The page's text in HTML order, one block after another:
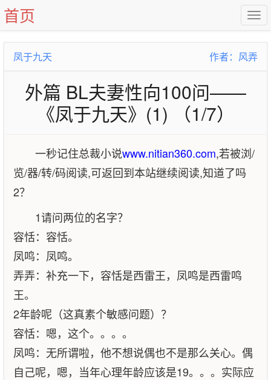
首页
凤于九天 作者：风弄
外篇 BL夫妻性向100问——
《凤于九天》(1) （1/7）
一秒记住总裁小说www.nitian360.com,若被浏/
览/器/转/码阅读,可返回到本站继续阅读,知道了吗
2？
1请问两位的名字？
容恬：容恬。
凤鸣：凤鸣。
弄弄：补充一下，容恬是西雷王，凤鸣是西雷鸣
王。
2年龄呢（这真素个敏感问题）？
容恬：嗯，这个。。。。
凤鸣：无所谓啦，他不想说偶也不是那么关心。偶
自己呢，嗯，当年心理年龄应该是19。。。实际应